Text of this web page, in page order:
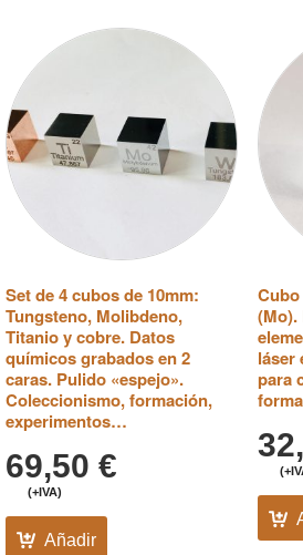
Set de 4 cubos de 10mm:
Tungsteno, Molibdeno,
Titanio y cobre. Datos
químicos grabados en 2
caras. Pulido «espejo».
Coleccionismo, formación,
experimentos…
69,50 €
(+IVA)
Añadir
(Mo).
láser
para